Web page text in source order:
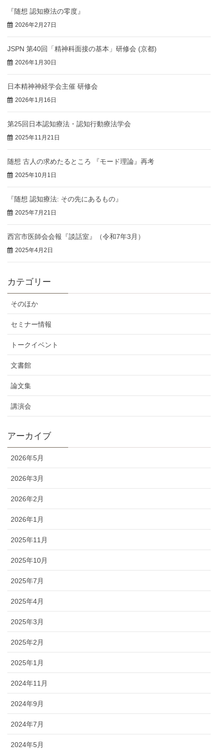
『随想 認知療法の零度』
2026年2月27日
JSPN 第40回「精神科面接の基本」研修会 (京都)
2026年1月30日
日本精神神経学会主催 研修会
2026年1月16日
第25回日本認知療法・認知行動療法学会
2025年11月21日
随想 古人の求めたるところ 『モード理論』再考
2025年10月1日
『随想 認知療法: その先にあるもの』
2025年7月21日
西宮市医師会会報『談話室』（令和7年3月）
2025年4月2日
カテゴリー
そのほか
セミナー情報
トークイベント
文書館
論文集
講演会
アーカイブ
2026年5月
2026年3月
2026年2月
2026年1月
2025年11月
2025年10月
2025年7月
2025年4月
2025年3月
2025年2月
2025年1月
2024年11月
2024年9月
2024年7月
2024年5月